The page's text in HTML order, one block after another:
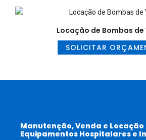
Locação de Bombas de
SOLICITAR
Manutenção, Venda e Locação
Equipamentos Hospitalares e